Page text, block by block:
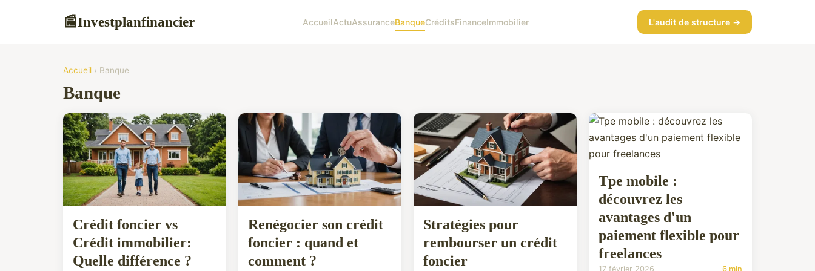
📰Investplanfinancier AccueilActuAssuranceBanqueCréditsFinanceImmobilier L'audit de structure →
Accueil › Banque
Banque
Crédit foncier vs
Crédit immobilier:
Quelle différence ?
Renégocier son crédit
foncier : quand et
comment ?
Stratégies pour
rembourser un crédit
foncier
Tpe mobile :
découvrez les
avantages d'un
paiement flexible pour
freelances
17 février 2026 6 min